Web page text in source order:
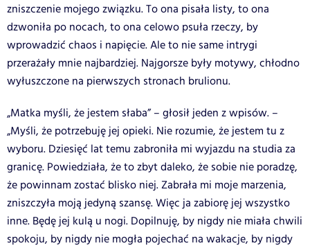
zniszczenie mojego związku. To ona pisała listy, to ona
dzwoniła po nocach, to ona celowo psuła rzeczy, by
wprowadzić chaos i napięcie. Ale to nie same intrygi
przerażały mnie najbardziej. Najgorsze były motywy, chłodno
wyłuszczone na pierwszych stronach brulionu.
„Matka myśli, że jestem słaba” – głosił jeden z wpisów. –
„Myśli, że potrzebuję jej opieki. Nie rozumie, że jestem tu z
wyboru. Dziesięć lat temu zabroniła mi wyjazdu na studia za
granicę. Powiedziała, że to zbyt daleko, że sobie nie poradzę,
że powinnam zostać blisko niej. Zabrała mi moje marzenia,
zniszczyła moją jedyną szansę. Więc ja zabiorę jej wszystko
inne. Będę jej kulą u nogi. Dopilnuję, by nigdy nie miała chwili
spokoju, by nigdy nie mogła pojechać na wakacje, by nigdy